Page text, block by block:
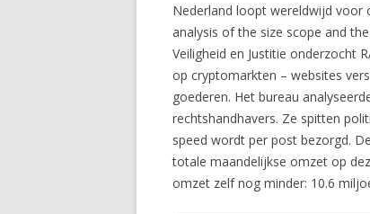
Nederland loopt wereldwijd voor
analysis of the size scope and
Veiligheid en Justitie onderzocht
op cryptomarkten – websites
goederen. Het bureau
rechtshandhavers. Ze spitten
speed wordt per post bezorgd.
totale maandelijkse omzet op
omzet zelf nog minder: 10.6